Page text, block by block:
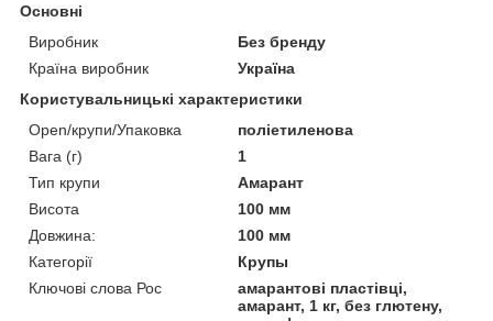
Основні
Виробник
Без бренду
Країна виробник
Україна
Користувальницькі характеристики
Open/крупи/Упаковка
поліетиленова
Вага (г)
1
Тип крупи
Амарант
Висота
100 мм
Довжина:
100 мм
Категорії
Крупы
Ключові слова Рос
амарантові пластівці,
амарант, 1 кг, без глютену,